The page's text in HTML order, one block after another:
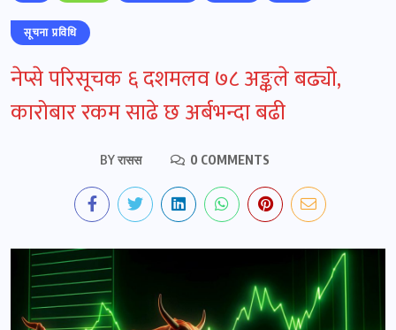
सूचना प्रविधि
नेप्से परिसूचक ६ दशमलव ७८ अङ्कले बढ्यो,
कारोबार रकम साढे छ अर्बभन्दा बढी
BYरासस 0 COMMENTS